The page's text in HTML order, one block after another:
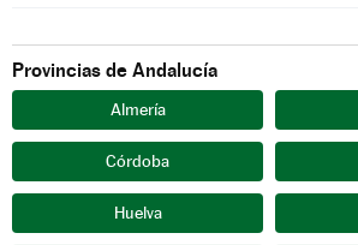
Provincias de Andalucía
Almería
Córdoba
Huelva